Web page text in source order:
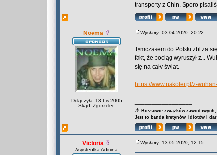
transporty z Chin. Sporo
Noema
Dołączyła: 13 Lis 2005
Skąd: Zgorzelec
Wysłany: 03-04-2020, 20:22
Tymczasem do Polski zbliża
fakt, że pociąg wyruszył z...
się na cały świat.
https://www.nakolei.pl/z-
⚠ Bossowie związków
Jest to banda kretynów, idiotów i
Victoria
Asystentka Admina
Wysłany: 13-05-2020, 12:15